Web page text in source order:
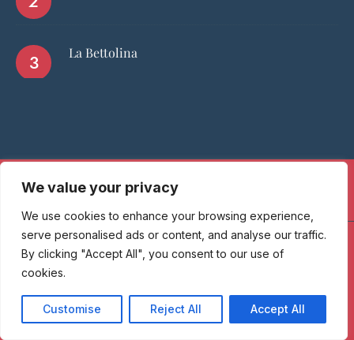
We value your privacy
We use cookies to enhance your browsing experience,
serve personalised ads or content, and analyse our traffic.
By clicking "Accept All", you consent to our use of
cookies.
Customise Reject All Accept All
La Bettolina
HOME CHI SIAMO PGTOP5
RISTORANTI
Passione Gourmet è una testata giornalistica registrata presso il